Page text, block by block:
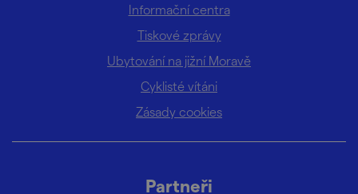
Informační centra
Tiskové zprávy
Ubytování na jižní Moravě
Cyklisté vítáni
Zásady cookies
Partneři